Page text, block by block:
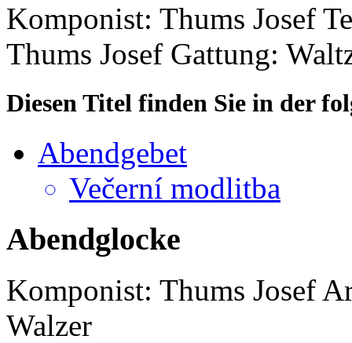
Komponist: Thums Josef
Thums Josef Gattung:
Diesen Titel finden Sie in der
Abendgebet
Večerní modlitba
Abendglocke
Komponist: Thums Josef
Walzer